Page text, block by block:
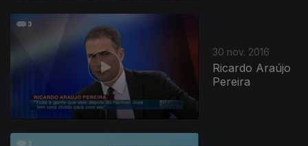
30 nov. 2016
Ricardo Araújo
Pereira